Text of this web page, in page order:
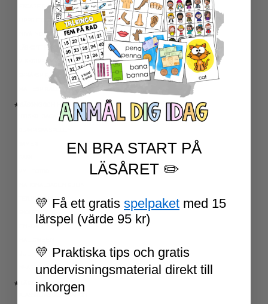
ESCAPE ROOMS
UPPGIFTSKORT SVENSKA
NIVÅINDELADE LÄSTEXTER
LÄSKORT FAKTA
VI SKRIVER
SPRÅKSPIRALEN
MATTESPIRALEN
★ SÄSONG OCH HÖGTIDER
100 SKOLDAGAR
TERMINSAVSLUT
★ LÄRARVERKTYG
KLASSRUMSDEKORATION
EN BRA START PÅ
LÄSÅRET ✏️
💛 Få ett gratis spelpaket med 15
lärspel (värde 95 kr)
💛 Praktiska tips och gratis
undervisningsmaterial direkt till
inkorgen